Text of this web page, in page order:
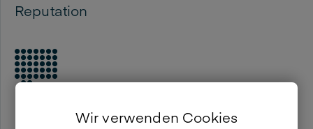
Reputation
Vergleich zum Mitbewerb
Wir verwenden Cookies